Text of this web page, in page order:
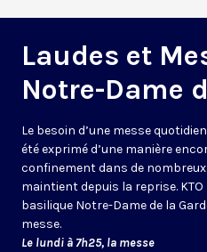
Laudes et
Notre-Dame
Le besoin d’une messe
été exprimé d’une manière
confinement dans de
maintient depuis la reprise.
basilique Notre-Dame de la
messe.
Le lundi à 7h25, la messe